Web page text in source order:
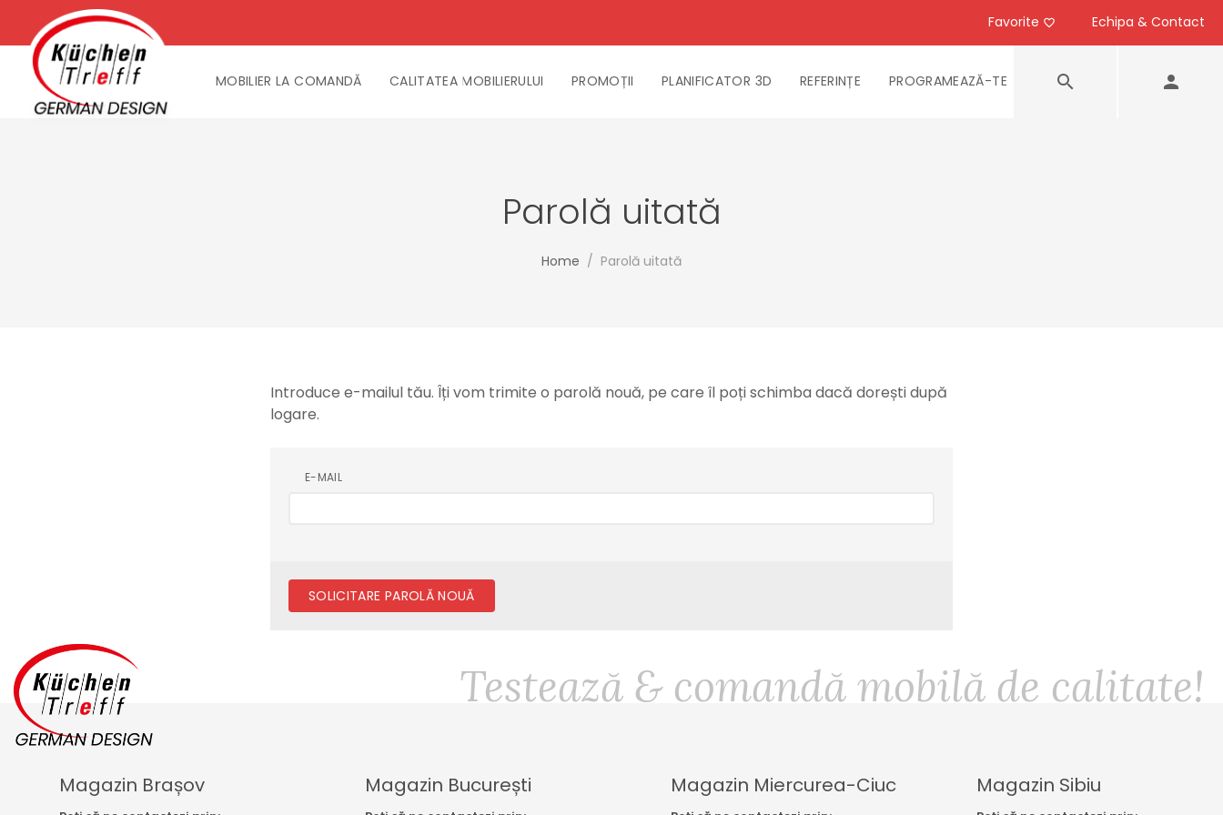
Echipa & Contact
Favorite
MOBILIER LA COMANDĂ CALITATEA MOBILIERULUI PROMOȚII PLANIFICATOR 3D REFERINȚE PROGRAMEAZĂ-TE
Parolă uitată
Home / Parolă uitată
Introduce e-mailul tău. Îți vom trimite o parolă nouă, pe care îl poți schimba dacă dorești după
logare.
E-MAIL
SOLICITARE PAROLĂ NOUĂ
Testează & comandă mobilă de calitate!
Magazin Brașov Magazin București Magazin Miercurea-Ciuc Magazin Sibiu